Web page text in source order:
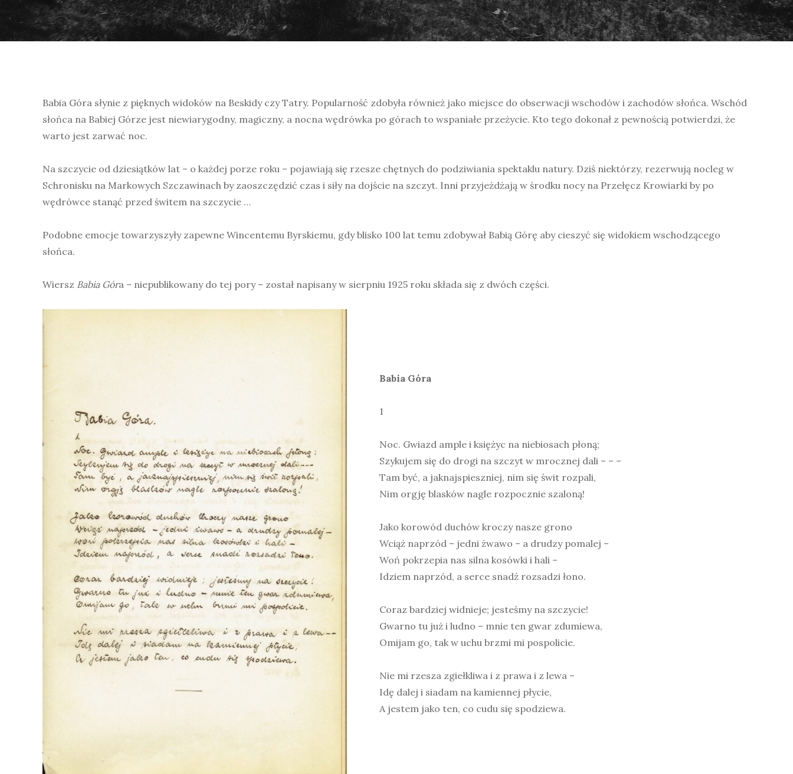
Babia Góra słynie z pięknych widoków na Beskidy czy Tatry. Popularność zdobyła również jako miejsce do obserwacji wschodów i zachodów słońca. Wschód
słońca na Babiej Górze jest niewiarygodny, magiczny, a nocna wędrówka po górach to wspaniałe przeżycie. Kto tego dokonał z pewnością potwierdzi, że
warto jest zarwać noc.
Na szczycie od dziesiątków lat – o każdej porze roku – pojawiają się rzesze chętnych do podziwiania spektaklu natury. Dziś niektórzy, rezerwują nocleg w
Schronisku na Markowych Szczawinach by zaoszczędzić czas i siły na dojście na szczyt. Inni przyjeżdżają w środku nocy na Przełęcz Krowiarki by po
wędrówce stanąć przed świtem na szczycie …
Podobne emocje towarzyszyły zapewne Wincentemu Byrskiemu, gdy blisko 100 lat temu zdobywał Babią Górę aby cieszyć się widokiem wschodzącego
słońca.
Wiersz Babia Góra – niepublikowany do tej pory – został napisany w sierpniu 1925 roku składa się z dwóch części.
Babia Góra
1
Noc. Gwiazd ample i księżyc na niebiosach płoną;
Szykujem się do drogi na szczyt w mrocznej dali – – –
Tam być, a jaknajspieszniej, nim się świt rozpali,
Nim orgję blasków nagle rozpocznie szaloną!
Jako korowód duchów kroczy nasze grono
Wciąż naprzód – jedni żwawo – a drudzy pomalej –
Woń pokrzepia nas silna kosówki i hali –
Idziem naprzód, a serce snadź rozsadzi łono.
Coraz bardziej widnieje; jesteśmy na szczycie!
Gwarno tu już i ludno – mnie ten gwar zdumiewa,
Omijam go, tak w uchu brzmi mi pospolicie.
Nie mi rzesza zgiełkliwa i z prawa i z lewa –
Idę dalej i siadam na kamiennej płycie,
A jestem jako ten, co cudu się spodziewa.